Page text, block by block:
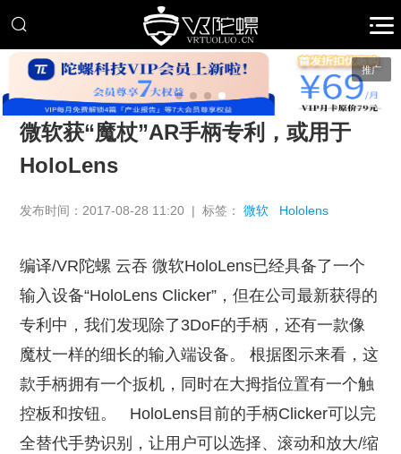
推广
微软获“魔杖”AR手柄专利，或用于
HoloLens
发布时间：2017-08-28 11:20 | 标签：微软 Hololens
编译/VR陀螺 云吞 微软HoloLens已经具备了一个
输入设备“HoloLens Clicker”，但在公司最新获得的
专利中，我们发现除了3DoF的手柄，还有一款像
魔杖一样的细长的输入端设备。 根据图示来看，这
款手柄拥有一个扳机，同时在大拇指位置有一个触
控板和按钮。
HoloLens目前的手柄Clicker可以完
全替代手势识别，让用户可以选择、滚动和放大/缩